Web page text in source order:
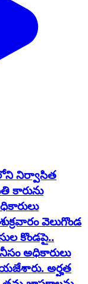
నిర్వాసిత
కొండపై..
అధికారులు
అర్హత
జ్ఞాపకాలను
మాపై దయ
మిస్ అయిన
ఆమెకు దృష్టికి